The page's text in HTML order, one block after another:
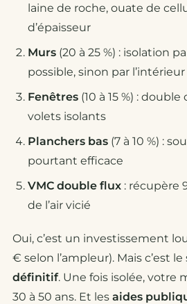
laine de roche, ouate de
d’épaisseur
Murs (20 à 25 %) : isolation
possible, sinon par l’intérieur
Fenêtres (10 à 15 %) :
volets isolants
Planchers bas (7 à 10 %) :
pourtant efficace
VMC double flux : récupère
de l’air vicié
Oui, c’est un investissement
€ selon l’ampleur). Mais c’est
définitif. Une fois isolée, votre
30 à 50 ans. Et les aides